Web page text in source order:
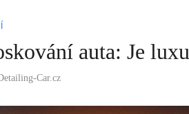
auta: Je
Car.cz